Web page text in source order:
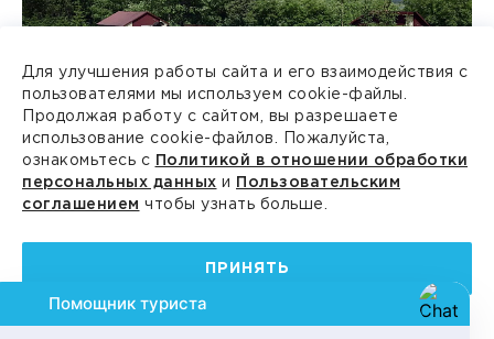
База отдыха "Лотос"
База отдыха
Для улучшения работы сайта и его взаимодействия с
пользователями мы используем cookie-файлы.
Продолжая работу с сайтом, вы разрешаете
использование cookie-файлов. Пожалуйста,
ознакомьтесь с Политикой в отношении обработки
персональных данных и
Пользовательским
соглашением чтобы узнать больше.
ПРИНЯТЬ